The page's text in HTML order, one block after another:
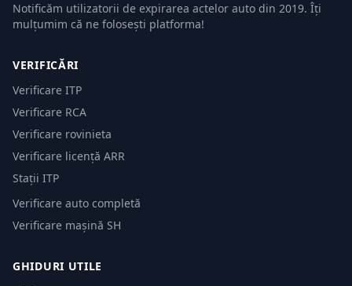
Notificăm utilizatorii de expirarea actelor auto din 2019. Îți
mulțumim că ne folosești platforma!
VERIFICĂRI
Verificare ITP
Verificare RCA
Verificare rovinieta
Verificare licență ARR
Stații ITP
Verificare auto completă
Verificare mașină SH
GHIDURI UTILE